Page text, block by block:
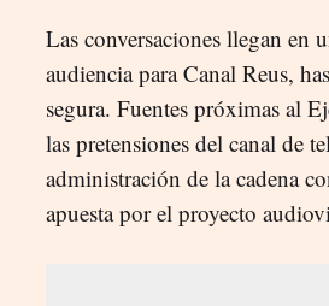
Las conversaciones llegan en
audiencia para Canal Reus,
segura. Fuentes próximas al
las pretensiones del canal de
administración de la cadena
apuesta por el proyecto